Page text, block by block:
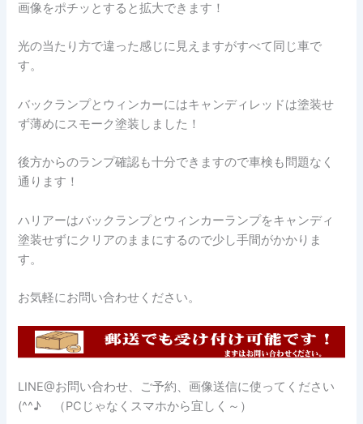
画像をポチッとすると拡大できます！
光の当たり方で違った感じに見えますがすべて同じ車で
す。
バックランプとウィンカーにはキャンディレッドは塗装せ
ず薄めにスモーク塗装しました！
後方からのランプ確認も十分できますので車検も問題なく
通ります！
ハリアーはバックランプとウィンカーランプをキャンディ
塗装せずにクリアのままにするので少し手間がかかりま
す。
お気軽にお問い合わせください。
LINE@お問い合わせ、ご予約、画像送信に使ってください
(^^♪ （PCじゃなくスマホから宜しく～）